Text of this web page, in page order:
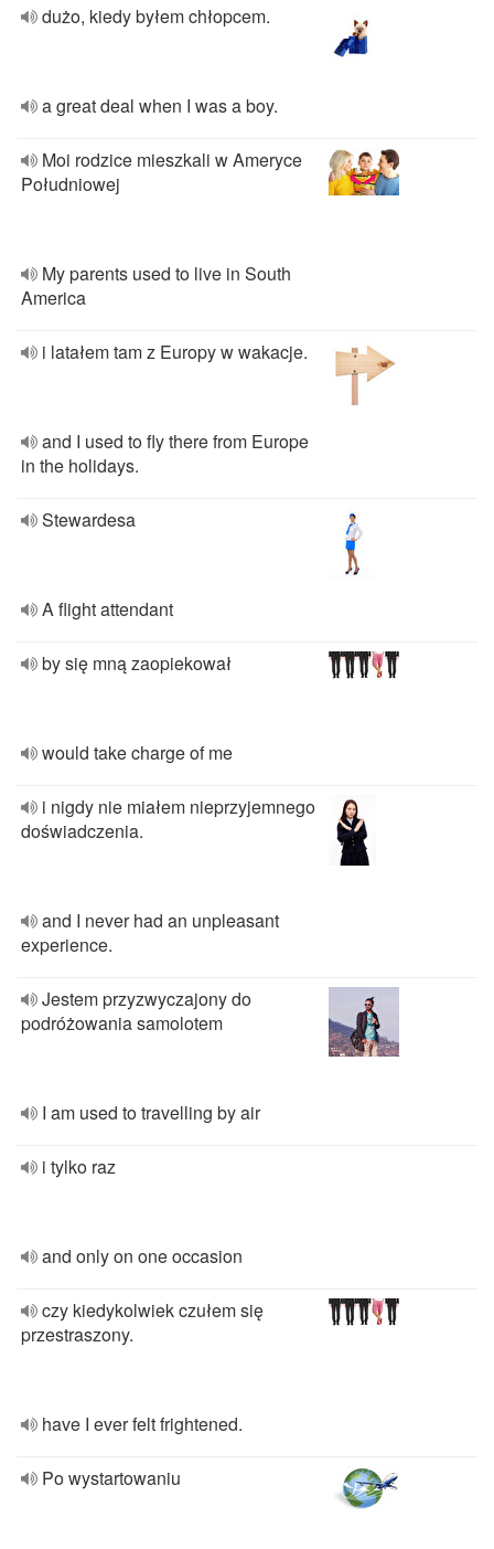
dużo, kiedy byłem chłopcem.
a great deal when I was a boy.
Moi rodzice mieszkali w Ameryce
Południowej
My parents used to live in South
America
i latałem tam z Europy w wakacje.
and I used to fly there from Europe
in the holidays.
Stewardesa
A flight attendant
by się mną zaopiekował
would take charge of me
i nigdy nie miałem nieprzyjemnego
doświadczenia.
and I never had an unpleasant
experience.
Jestem przyzwyczajony do
podróżowania samolotem
I am used to travelling by air
i tylko raz
and only on one occasion
czy kiedykolwiek czułem się
przestraszony.
have I ever felt frightened.
Po wystartowaniu